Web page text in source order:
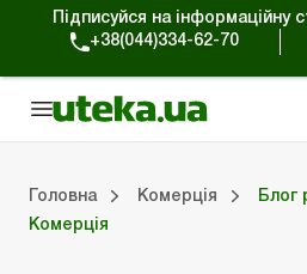
Підписуйся на інформаційну
+38(044)334-62-70
Головна Комерція
Блог
Комерція